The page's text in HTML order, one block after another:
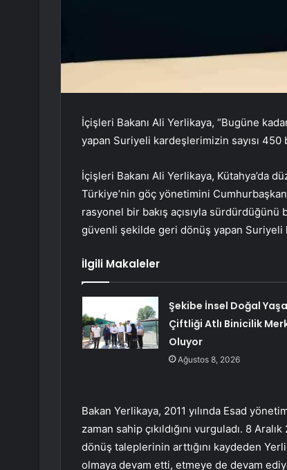
İçişleri Bakanı Ali Yerlikaya, “Bugüne
yapan Suriyeli kardeşlerimizin sayısı 450
İçişleri Bakanı Ali Yerlikaya, Kütahya’da
Türkiye’nin göç yönetimini
rasyonel bir bakış açısıyla
güvenli şekilde geri dönüş yapan Suriyeli
İlgili Makaleler
Şekibe İnsel Doğal
Çiftliği Atlı Binicilik
Oluyor
Ağustos 8, 2026
Bakan Yerlikaya, 2011 yılında Esad
zaman sahip çıkıldığını vurguladı. 8
dönüş taleplerinin arttığını kaydeden
olmaya devam etti, etmeye de devam